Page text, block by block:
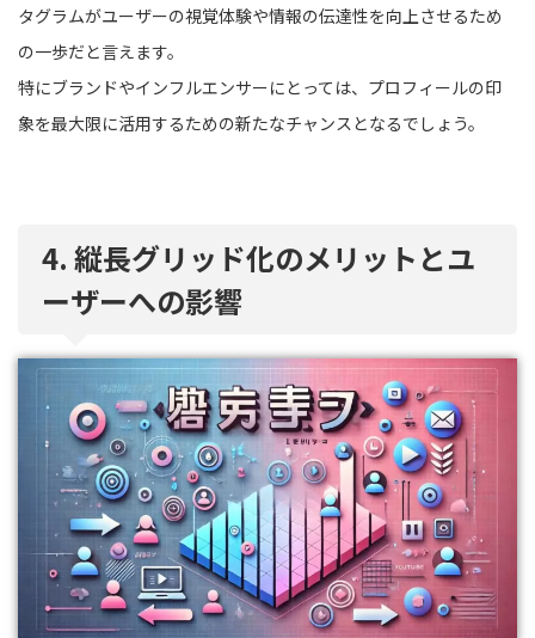
タグラムがユーザーの視覚体験や情報の伝達性を向上させるため
の一歩だと言えます。
特にブランドやインフルエンサーにとっては、プロフィールの印
象を最大限に活用するための新たなチャンスとなるでしょう。
4. 縦長グリッド化のメリットとユ
ーザーへの影響